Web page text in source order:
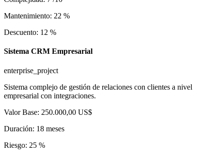
Mantenimiento: 22 %
Descuento: 12 %
Sistema CRM Empresarial
enterprise_project
Sistema complejo de gestión de relaciones con clientes a nivel
empresarial con integraciones.
Valor Base: 250.000,00 US$
Duración: 18 meses
Riesgo: 25 %